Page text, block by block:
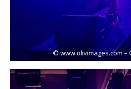
© www.olivimages.com –